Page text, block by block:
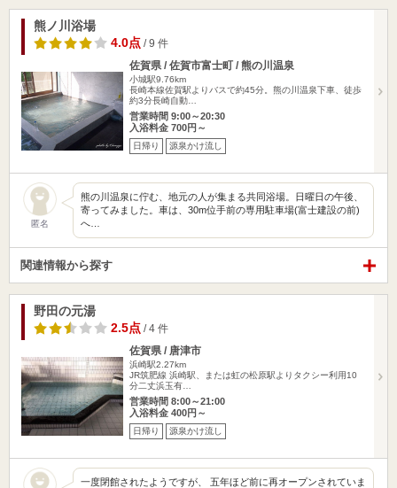
熊ノ川浴場
4.0点 / 9 件
佐賀県 / 佐賀市富士町 / 熊の川温泉
小城駅9.76km
長崎本線佐賀駅よりバスで約45分。熊の川温泉下車、徒歩
約3分長崎自動…
営業時間 9:00～20:30
入浴料金 700円～
日帰り 源泉かけ流し
匿名
熊の川温泉に佇む、地元の人が集まる共同浴場。日曜日の午後、
寄ってみました。車は、30m位手前の専用駐車場(富士建設の前)
へ…
関連情報から探す
野田の元湯
2.5点 / 4 件
佐賀県 / 唐津市
浜崎駅2.27km
JR筑肥線 浜崎駅、または虹の松原駅よりタクシー利用10
分二丈浜玉有…
営業時間 8:00～21:00
入浴料金 400円～
日帰り 源泉かけ流し
一度閉館されたようですが、 五年ほど前に再オープンされていま